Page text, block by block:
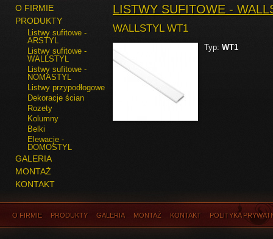
O FIRMIE
PRODUKTY
Listwy sufitowe -
ARSTYL
Listwy sufitowe -
WALLSTYL
Listwy sufitowe -
NOMASTYL
Listwy przypodłogowe
Dekoracje ścian
Rozety
Kolumny
Belki
Elewacje -
DOMOSTYL
GALERIA
MONTAŻ
KONTAKT
LISTWY SUFITOWE -
WALLSTYL WT1
Typ: WT1
O FIRMIE PRODUKTY GALERIA MONTAŻ KONTAKT POLITYKA